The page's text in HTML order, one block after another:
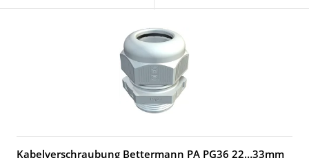
Kabelverschraubung Bettermann PA PG36 22…33mm